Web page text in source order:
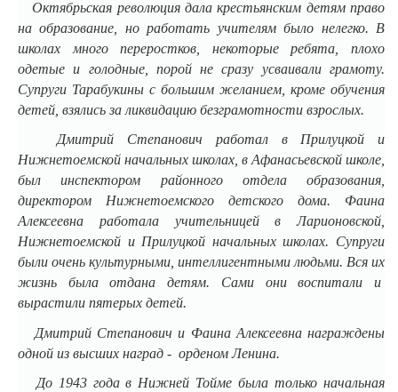
Октябрьская революция дала крестьянским детям право
на образование, но работать учителям было нелегко. В
школах много переростков, некоторые ребята, плохо
одетые и голодные, порой не сразу усваивали грамоту.
Супруги Тарабукины с большим желанием, кроме обучения
детей, взялись за ликвидацию безграмотности взрослых.
Дмитрий Степанович работал в Прилуцкой и
Нижнетоемской начальных школах, в Афанасьевской школе,
был инспектором районного отдела образования,
директором Нижнетоемского детского дома. Фаина
Алексеевна работала учительницей в Ларионовской,
Нижнетоемской и Прилуцкой начальных школах. Супруги
были очень культурными, интеллигентными людьми. Вся их
жизнь была отдана детям. Сами они воспитали и
вырастили пятерых детей.
Дмитрий Степанович и Фаина Алексеевна награждены
одной из высших наград - орденом Ленина.
До 1943 года в Нижней Тойме была только начальная